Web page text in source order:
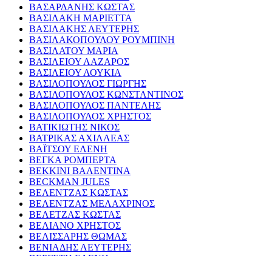
ΒΑΣΑΡΔΑΝΗΣ ΚΩΣΤΑΣ
ΒΑΣΙΛΑΚΗ ΜΑΡΙΕΤΤΑ
ΒΑΣΙΛΑΚΗΣ ΛΕΥΤΕΡΗΣ
ΒΑΣΙΛΑΚΟΠΟΥΛΟΥ ΡΟΥΜΠΙΝΗ
ΒΑΣΙΛΑΤΟΥ ΜΑΡΙΑ
ΒΑΣΙΛΕΙΟΥ ΛΑΖΑΡΟΣ
ΒΑΣΙΛΕΙΟΥ ΛΟΥΚΙΑ
ΒΑΣΙΛΟΠΟΥΛΟΣ ΓΙΩΡΓΗΣ
ΒΑΣΙΛΟΠΟΥΛΟΣ ΚΩΝΣΤΑΝΤΙΝΟΣ
ΒΑΣΙΛΟΠΟΥΛΟΣ ΠΑΝΤΕΛΗΣ
ΒΑΣΙΛΟΠΟΥΛΟΣ ΧΡΗΣΤΟΣ
ΒΑΤΙΚΙΩΤΗΣ ΝΙΚΟΣ
ΒΑΤΡΙΚΑΣ ΑΧΙΛΛΕΑΣ
ΒΑΪΤΣΟΥ ΕΛΕΝΗ
ΒΕΓΚΑ ΡΟΜΠΕΡΤΑ
ΒΕΚΚΙΝΙ ΒΑΛΕΝΤΙΝΑ
BECKMAN JULES
ΒΕΛΕΝΤΖΑΣ ΚΩΣΤΑΣ
ΒΕΛΕΝΤΖΑΣ ΜΕΛΑΧΡΙΝΟΣ
ΒΕΛΕΤΖΑΣ ΚΩΣΤΑΣ
ΒΕΛΙΑΝΟ ΧΡΗΣΤΟΣ
ΒΕΛΙΣΣΑΡΗΣ ΘΩΜΑΣ
ΒΕΝΙΑΔΗΣ ΛΕΥΤΕΡΗΣ